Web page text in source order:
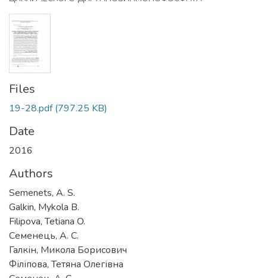
Files
19-28.pdf(797.25 KB)
Date
2016
Authors
Semenets, А. S.
Galkin, Mykola B.
Filipova, Tetiana O.
Семенець, А. С.
Галкін, Микола Борисович
Філіпова, Тетяна Олегівна